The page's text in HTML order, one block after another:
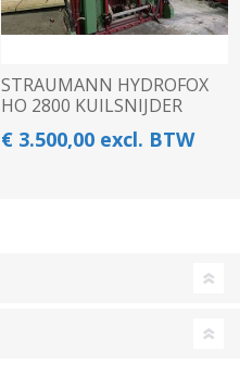
STRAUMANN HYDROFOX
HO 2800 KUILSNIJDER
€ 3.500,00 excl. BTW